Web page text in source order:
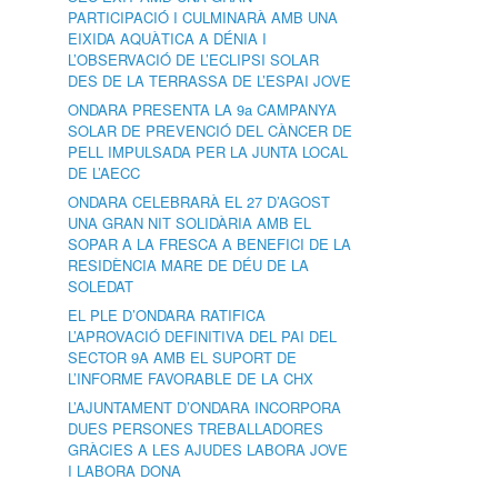
PARTICIPACIÓ I CULMINARÀ AMB UNA
EIXIDA AQUÀTICA A DÉNIA I
L’OBSERVACIÓ DE L’ECLIPSI SOLAR
DES DE LA TERRASSA DE L’ESPAI JOVE
ONDARA PRESENTA LA 9a CAMPANYA
SOLAR DE PREVENCIÓ DEL CÀNCER DE
PELL IMPULSADA PER LA JUNTA LOCAL
DE L’AECC
ONDARA CELEBRARÀ EL 27 D’AGOST
UNA GRAN NIT SOLIDÀRIA AMB EL
SOPAR A LA FRESCA A BENEFICI DE LA
RESIDÈNCIA MARE DE DÉU DE LA
SOLEDAT
EL PLE D’ONDARA RATIFICA
L’APROVACIÓ DEFINITIVA DEL PAI DEL
SECTOR 9A AMB EL SUPORT DE
L’INFORME FAVORABLE DE LA CHX
L’AJUNTAMENT D’ONDARA INCORPORA
DUES PERSONES TREBALLADORES
GRÀCIES A LES AJUDES LABORA JOVE
I LABORA DONA